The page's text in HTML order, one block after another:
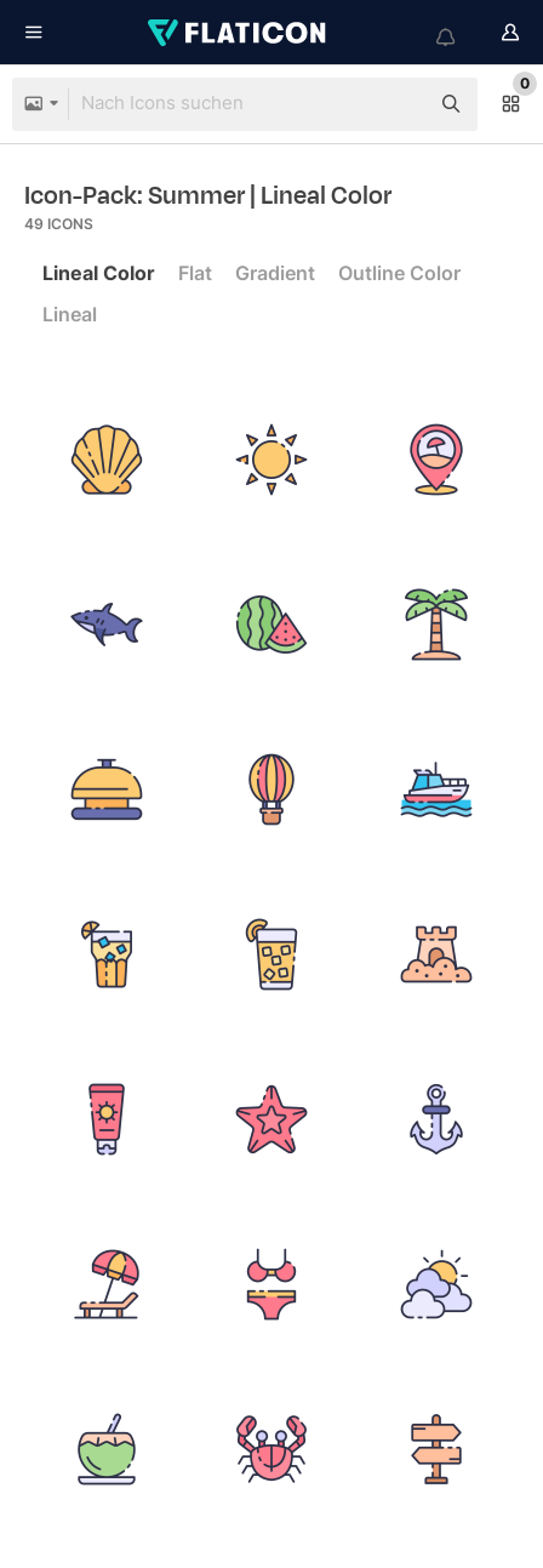
0
Icon-Pack: Summer| Lineal Color
49 ICONS
Lineal Color Flat Gradient
Outline Color
Lineal